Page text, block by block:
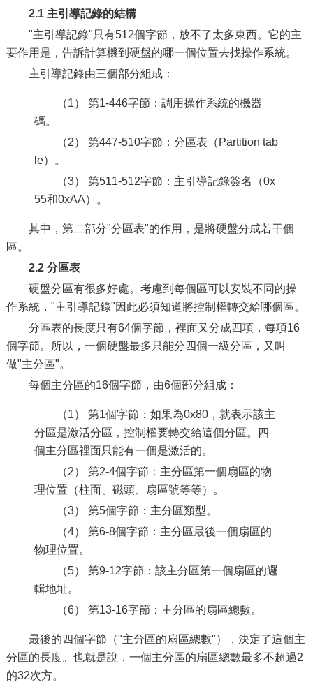
2.1 主引導記錄的結構
"主引導記錄"只有512個字節，放不了太多東西。它的主
要作用是，告訴計算機到硬盤的哪一個位置去找操作系統。
主引導記錄由三個部分組成：
（1） 第1-446字節：調用操作系統的機器
碼。
（2） 第447-510字節：分區表（Partition tab
le）。
（3） 第511-512字節：主引導記錄簽名（0x
55和0xAA）。
其中，第二部分"分區表"的作用，是將硬盤分成若干個
區。
2.2 分區表
硬盤分區有很多好處。考慮到每個區可以安裝不同的操
作系統，"主引導記錄"因此必須知道將控制權轉交給哪個區。
分區表的長度只有64個字節，裡面又分成四項，每項16
個字節。所以，一個硬盤最多只能分四個一級分區，又叫
做"主分區"。
每個主分區的16個字節，由6個部分組成：
（1） 第1個字節：如果為0x80，就表示該主
分區是激活分區，控制權要轉交給這個分區。四
個主分區裡面只能有一個是激活的。
（2） 第2-4個字節：主分區第一個扇區的物
理位置（柱面、磁頭、扇區號等等）。
（3） 第5個字節：主分區類型。
（4） 第6-8個字節：主分區最後一個扇區的
物理位置。
（5） 第9-12字節：該主分區第一個扇區的邏
輯地址。
（6） 第13-16字節：主分區的扇區總數。
最後的四個字節（"主分區的扇區總數"），決定了這個主
分區的長度。也就是說，一個主分區的扇區總數最多不超過2
的32次方。